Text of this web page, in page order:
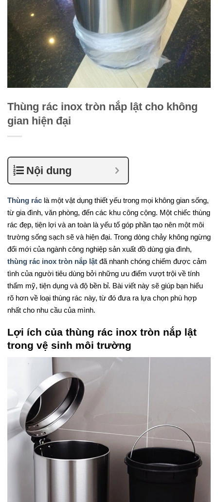
Thùng rác inox tròn nắp lật cho không
gian hiện đại
Nội dung
Thùng rác là một vật dụng thiết yếu trong mọi không gian sống,
từ gia đình, văn phòng, đến các khu công cộng. Một chiếc thùng
rác đẹp, tiện lợi và an toàn là yếu tố góp phần tạo nên một môi
trường sống sạch sẽ và hiện đại. Trong dòng chảy không ngừng
đổi mới của ngành công nghiệp sản xuất đồ dùng gia đình,
thùng rác inox tròn nắp lật đã nhanh chóng chiếm được cảm
tình của người tiêu dùng bởi những ưu điểm vượt trội về tính
thẩm mỹ, tiện dụng và độ bền bỉ. Bài viết này sẽ giúp bạn hiểu
rõ hơn về loại thùng rác này, từ đó đưa ra lựa chọn phù hợp
nhất cho nhu cầu của mình.
Lợi ích của thùng rác inox tròn nắp lật
trong vệ sinh môi trường